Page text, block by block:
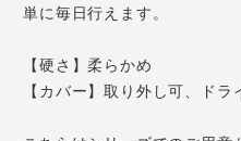
単に毎日行えます。
【硬さ】柔らかめ
【カバー】取り外し可、ドラ